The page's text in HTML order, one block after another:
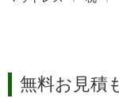
無料お見積